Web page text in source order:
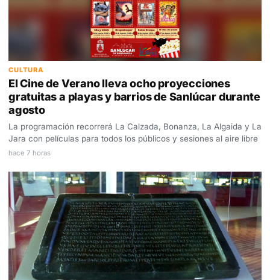
CULTURA
El Cine de Verano lleva ocho proyecciones
gratuitas a playas y barrios de Sanlúcar durante
agosto
La programación recorrerá La Calzada, Bonanza, La Algaida y La
Jara con películas para todos los públicos y sesiones al aire libre
hace 7 horas